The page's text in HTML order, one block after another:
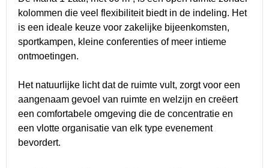
kolommen die veel flexibiliteit biedt in de indeling. Het
is een ideale keuze voor zakelijke bijeenkomsten,
sportkampen, kleine conferenties of meer intieme
ontmoetingen.
Het natuurlijke licht dat de ruimte vult, zorgt voor een
aangenaam gevoel van ruimte en welzijn en creëert
een comfortabele omgeving die de concentratie en
een vlotte organisatie van elk type evenement
bevordert.